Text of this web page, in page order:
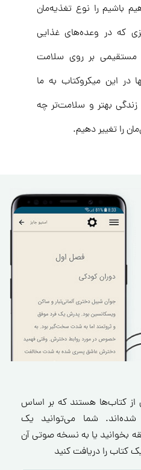
باشیم را نوع تغذیه‌مان
که در وعده‌های غذایی
مستقیمی بر روی سلامت
در این میکروکتاب به ما
بهتر و سلامت‌تر چه
را تغییر دهیم.
از کتاب‌ها هستند که بر اساس
شما می‌توانید یک
را در مدت ۵۰ دقیقه بخوانید یا به نسخه صوتی آن
کتاب را دریافت کنید